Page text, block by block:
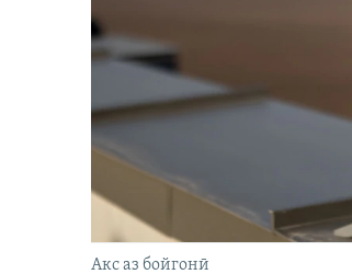
Акс аз бойгонӣ